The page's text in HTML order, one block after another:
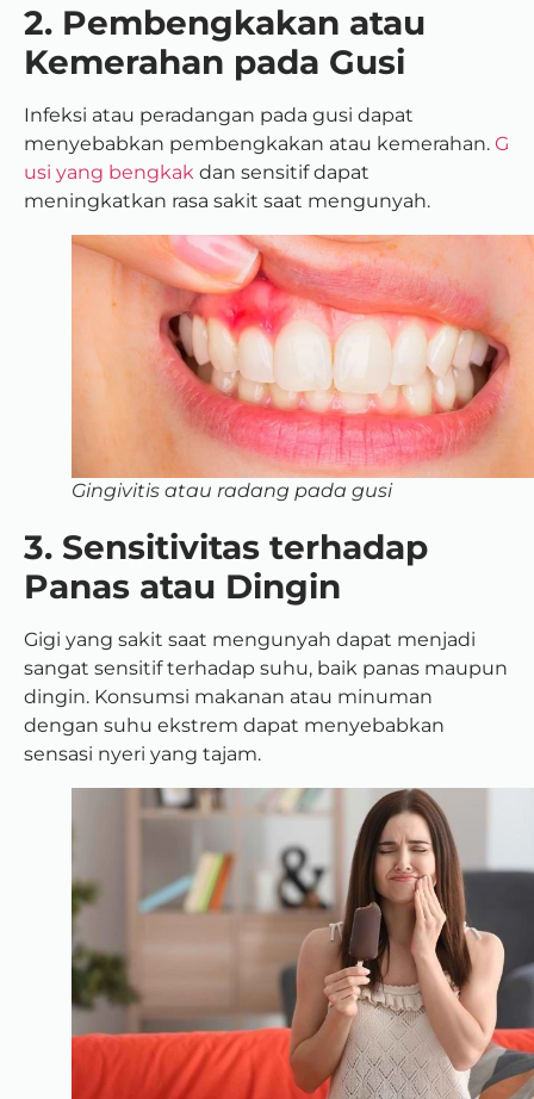
2. Pembengkakan atau
Kemerahan pada Gusi
Infeksi atau peradangan pada gusi dapat
menyebabkan pembengkakan atau kemerahan. G
usi yang bengkak dan sensitif dapat
meningkatkan rasa sakit saat mengunyah.
Gingivitis atau radang pada gusi
3. Sensitivitas terhadap
Panas atau Dingin
Gigi yang sakit saat mengunyah dapat menjadi
sangat sensitif terhadap suhu, baik panas maupun
dingin. Konsumsi makanan atau minuman
dengan suhu ekstrem dapat menyebabkan
sensasi nyeri yang tajam.